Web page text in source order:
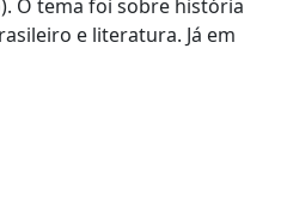
O tema foi sobre história
e literatura. Já em